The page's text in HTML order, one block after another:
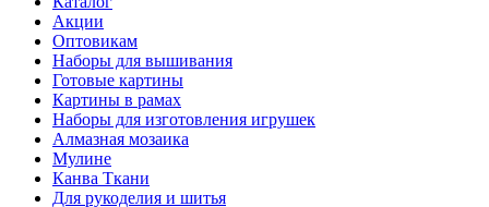
Акции
Оптовикам
Наборы для вышивания
Готовые картины
Картины в рамах
Наборы для изготовления игрушек
Алмазная мозаика
Мулине
Канва Ткани
Для рукоделия и шитья